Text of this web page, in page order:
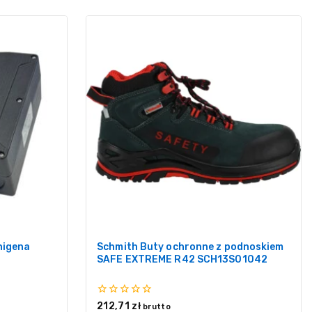
Schmith Buty ochronne z podnoskiem
SAFE EXTREME R42 SCH13S01042
0
212,71 zł brutto